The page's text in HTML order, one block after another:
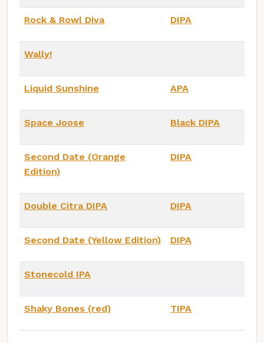
Rock & Rowl Diva DIPA
Wally!
Liquid Sunshine APA
Space Joose Black DIPA
Second Date (Orange
Edition)
DIPA
Double Citra DIPA DIPA
Second Date (Yellow Edition) DIPA
Stonecold IPA
Shaky Bones (red) TIPA